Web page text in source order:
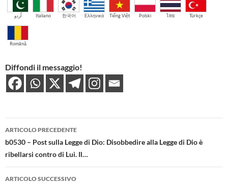
اُردو Italiano 한국어 Ελληνικά Tiếng Việt Polski ไทย Türkçe
Română
Diffondi il messaggio!
Navigazione
articolo
ARTICOLO PRECEDENTE
b0530 – Post sulla Legge di Dio: Disobbedire alla Legge di Dio è
ribellarsi contro di Lui. Il…
ARTICOLO SUCCESSIVO